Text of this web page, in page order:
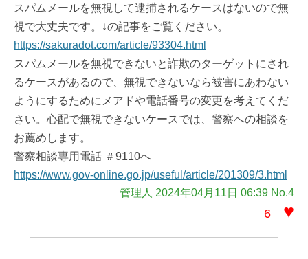
スパムメールを無視して逮捕されるケースはないので無
視で大丈夫です。↓の記事をご覧ください。
https://sakuradot.com/article/93304.html
スパムメールを無視できないと詐欺のターゲットにされ
るケースがあるので、無視できないなら被害にあわない
ようにするためにメアドや電話番号の変更を考えてくだ
さい。心配で無視できないケースでは、警察への相談を
お薦めします。
警察相談専用電話 ＃9110へ
https://www.gov-online.go.jp/useful/article/201309/3.html
管理人 2024年04月11日 06:39 No.4
6 ♥